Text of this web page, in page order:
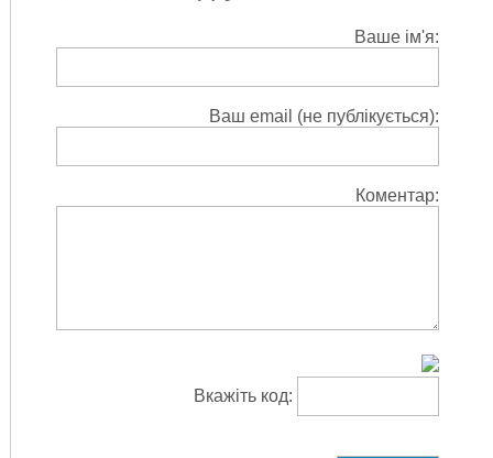
Ваше ім'я:
Ваш email (не публікується):
Коментар:
Вкажіть код: